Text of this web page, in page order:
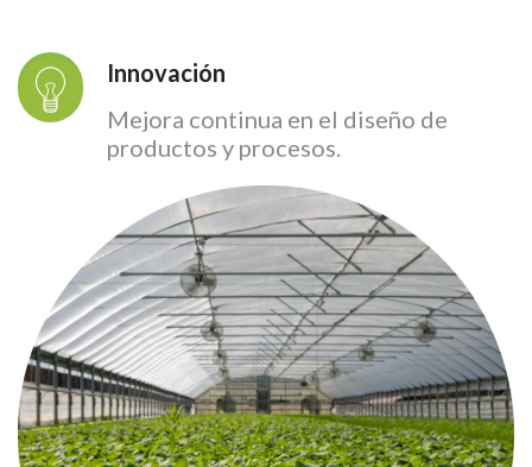
Innovación
Mejora continua en el diseño de
productos y procesos.